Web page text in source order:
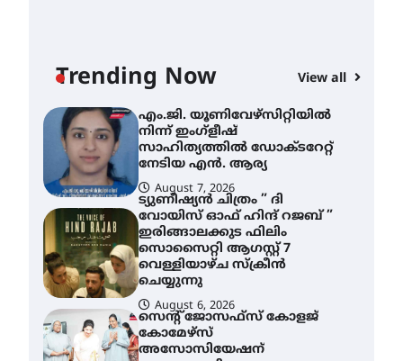
Trending Now View all
ശനിയാഴ്ച അവധി
എം.ജി. യൂണിവേഴ്‌സിറ്റിയിൽ
നിന്ന് ഇംഗ്ളീഷ്
സാഹിത്യത്തിൽ ഡോക്ടറേറ്റ്
നേടിയ എൻ. ആര്യ
August 7, 2026
ട്യുണീഷ്യൻ ചിത്രം ” ദി
വോയിസ് ഓഫ് ഹിന്ദ് റജബ് ”
ഇരിങ്ങാലക്കുട ഫിലിം
സൊസൈറ്റി ആഗസ്റ്റ് 7
വെള്ളിയാഴ്ച സ്‌ക്രീൻ
ചെയ്യുന്നു
August 6, 2026
സെന്റ് ജോസഫ്സ് കോളജ്
കോമേഴ്‌സ്
അസോസിയേഷന്